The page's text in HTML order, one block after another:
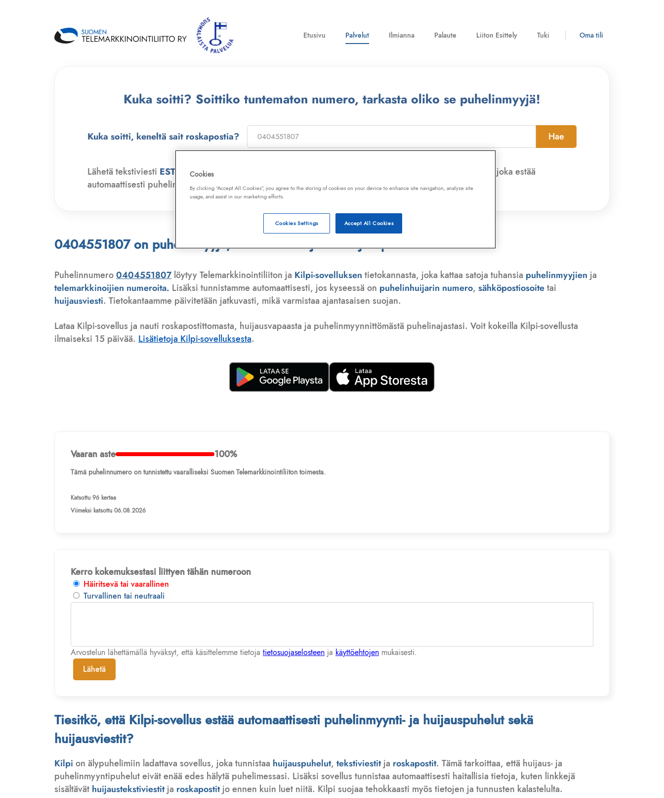
Etusivu Palvelut Ilmianna Palaute Liiton Esittely Tuki Oma tili
Kuka soitti? Soittiko tuntematon numero, tarkasta oliko se puhelinmyyjä!
Kuka soitti, keneltä sait roskapostia? Hae
Lähetä tekstiviesti ESTO numeroon
, niin saat laajan telemarkkinointikiellon ja Kilpi-sovelluksen, joka estää
automaattisesti puhelinmyyjien soitot, huijaussoitot, huijausviestit ja roskapostit.
0404551807 on puhelinmyyjä, telemarkkinoija tai huijauspuhelu
Puhelinnumero0404551807löytyy Telemarkkinointiliiton ja Kilpi-sovelluksen tietokannasta, joka kattaa satoja tuhansia puhelinmyyjien ja
telemarkkinoijien numeroita. Lisäksi tunnistamme automaattisesti, jos kyseessä on puhelinhuijarin numero, sähköpostiosoitetai
huijausviesti. Tietokantaamme päivitetään jatkuvasti, mikä varmistaa ajantasaisen suojan.
Lataa Kilpi-sovellus ja nauti roskapostittomasta, huijausvapaasta ja puhelinmyynnittömästä puhelinajastasi. Voit kokeilla Kilpi-sovellusta
ilmaiseksi 15 päivää. Lisätietoja Kilpi-sovelluksesta.
Vaaran aste 100%
Tämä puhelinnumero on tunnistettu vaaralliseksi Suomen Telemarkkinointiliiton toimesta.
Katsottu 96 kertaa
Viimeksi katsottu 06.08.2026
Kerro kokemuksestasi liittyen tähän numeroon
Häiritsevä tai vaarallinen
Turvallinen tai neutraali
Arvostelun lähettämällä hyväksyt, että käsittelemme tietoja tietosuojaselosteen ja käyttöehtojen mukaisesti.
Lähetä
Tiesitkö, että Kilpi-sovellus estää automaattisesti puhelinmyynti- ja huijauspuhelut sekä
huijausviestit?
Kilpi on älypuhelimiin ladattava sovellus, joka tunnistaa huijauspuhelut, tekstiviestitja roskapostit. Tämä tarkoittaa, että huijaus- ja
puhelinmyyntipuhelut eivät enää edes hälytä puhelimessasi. Lisäksi sovellus tunnistaa automaattisesti haitallisia tietoja, kuten linkkejä
sisältävät huijaustekstiviestitja roskapostitjo ennen kuin luet niitä. Kilpi suojaa tehokkaasti myös tietojen ja tunnusten kalastelulta.
Cookies
By clicking “Accept All Cookies”, you agree to the storing of cookies on your device to enhance site navigation, analyze site
usage, and assist in our marketing efforts.
Accept All Cookies
Cookies Settings